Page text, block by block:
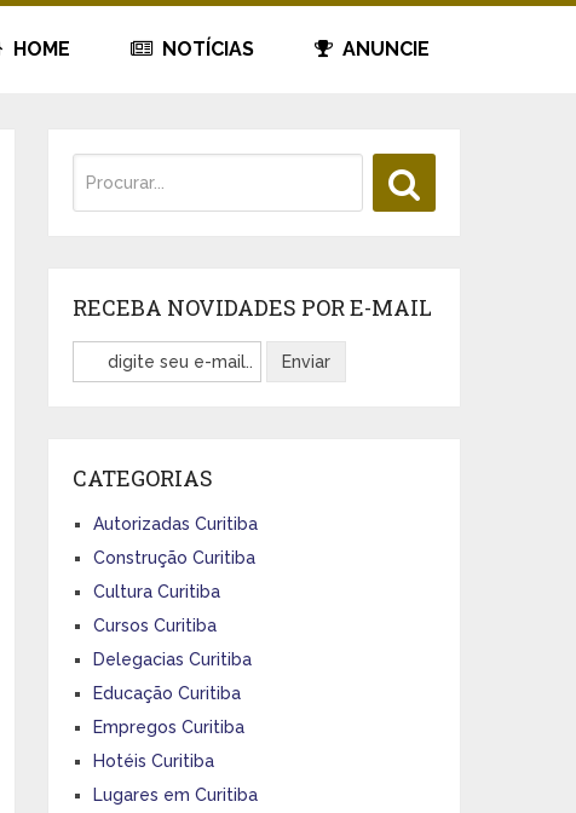
HOME NOTÍCIAS ANUNCIE
RECEBA NOVIDADES POR E-MAIL
CATEGORIAS
Autorizadas Curitiba
Construção Curitiba
Cultura Curitiba
Cursos Curitiba
Delegacias Curitiba
Educação Curitiba
Empregos Curitiba
Hotéis Curitiba
Lugares em Curitiba